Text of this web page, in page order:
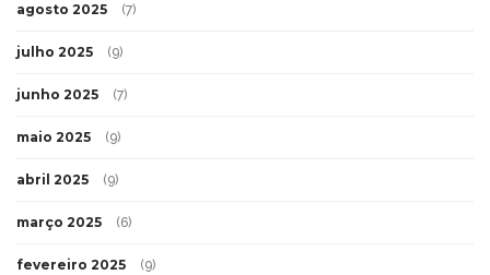
agosto 2025 (7)
julho 2025 (9)
junho 2025 (7)
maio 2025 (9)
abril 2025 (9)
março 2025 (6)
fevereiro 2025 (9)